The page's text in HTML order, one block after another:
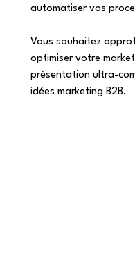
automatiser vos
Vous souhaitez
optimiser votre
présentation ultra-
idées marketing B2B.